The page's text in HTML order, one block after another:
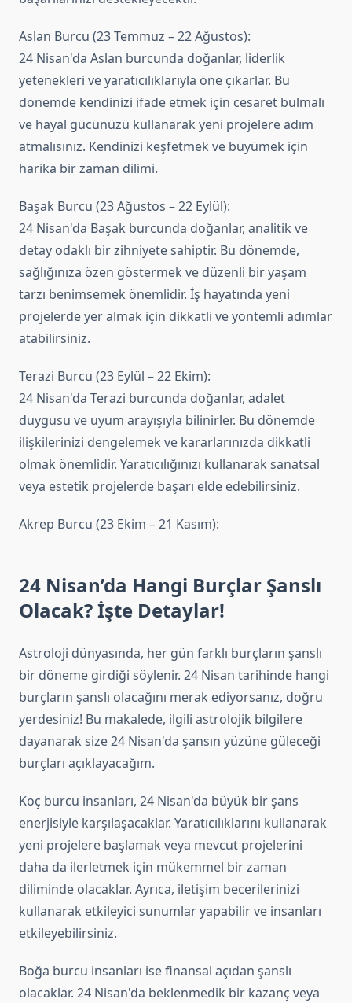
Aslan Burcu (23 Temmuz – 22 Ağustos):
24 Nisan'da Aslan burcunda doğanlar, liderlik
yetenekleri ve yaratıcılıklarıyla öne çıkarlar. Bu
dönemde kendinizi ifade etmek için cesaret bulmalı
ve hayal gücünüzü kullanarak yeni projelere adım
atmalısınız. Kendinizi keşfetmek ve büyümek için
harika bir zaman dilimi.
Başak Burcu (23 Ağustos – 22 Eylül):
24 Nisan'da Başak burcunda doğanlar, analitik ve
detay odaklı bir zihniyete sahiptir. Bu dönemde,
sağlığınıza özen göstermek ve düzenli bir yaşam
tarzı benimsemek önemlidir. İş hayatında yeni
projelerde yer almak için dikkatli ve yöntemli adımlar
atabilirsiniz.
Terazi Burcu (23 Eylül – 22 Ekim):
24 Nisan'da Terazi burcunda doğanlar, adalet
duygusu ve uyum arayışıyla bilinirler. Bu dönemde
ilişkilerinizi dengelemek ve kararlarınızda dikkatli
olmak önemlidir. Yaratıcılığınızı kullanarak sanatsal
veya estetik projelerde başarı elde edebilirsiniz.
Akrep Burcu (23 Ekim – 21 Kasım):
24 Nisan’da Hangi Burçlar Şanslı
Olacak? İşte Detaylar!
Astroloji dünyasında, her gün farklı burçların şanslı
bir döneme girdiği söylenir. 24 Nisan tarihinde hangi
burçların şanslı olacağını merak ediyorsanız, doğru
yerdesiniz! Bu makalede, ilgili astrolojik bilgilere
dayanarak size 24 Nisan'da şansın yüzüne güleceği
burçları açıklayacağım.
Koç burcu insanları, 24 Nisan'da büyük bir şans
enerjisiyle karşılaşacaklar. Yaratıcılıklarını kullanarak
yeni projelere başlamak veya mevcut projelerini
daha da ilerletmek için mükemmel bir zaman
diliminde olacaklar. Ayrıca, iletişim becerilerinizi
kullanarak etkileyici sunumlar yapabilir ve insanları
etkileyebilirsiniz.
Boğa burcu insanları ise finansal açıdan şanslı
olacaklar. 24 Nisan'da beklenmedik bir kazanç veya